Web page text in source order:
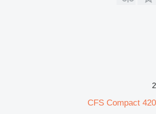
2
CFS Compact 420